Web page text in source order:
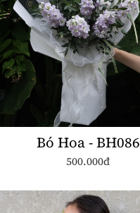
Bó Hoa - BH086
500.000đ